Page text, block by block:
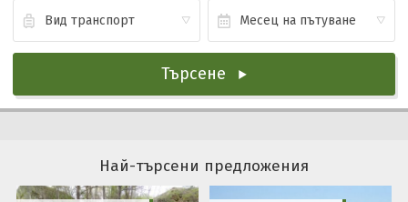
Почивки в България
Почивки и екскурзии до Дубай
Почивки в Гърция
Нова година
0896 884 925
Търсене
Най-търсени предложения